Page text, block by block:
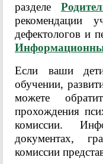
разделе
рекомендации
дефектологов и
Если ваши
обучении,
можете
прохождения
комиссии.
документах,
комиссии